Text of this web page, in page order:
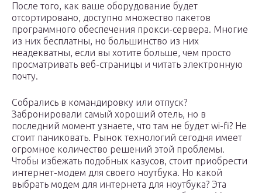
После того, как ваше оборудование будет
отсортировано, доступно множество пакетов
программного обеспечения прокси-сервера. Многие
из них бесплатны, но большинство из них
неадекватны, если вы хотите больше, чем просто
просматривать веб-страницы и читать электронную
почту.
Собрались в командировку или отпуск?
Забронировали самый хороший отель, но в
последний момент узнаете, что там не будет wi-fi? Не
стоит паниковать. Рынок технологий сегодня имеет
огромное количество решений этой проблемы.
Чтобы избежать подобных казусов, стоит приобрести
интернет-модем для своего ноутбука. Но какой
выбрать модем для интернета для ноутбука? Эта